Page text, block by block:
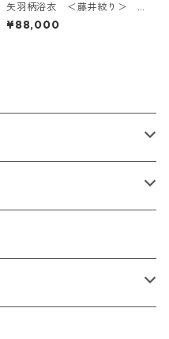
矢羽柄浴衣 ＜藤井絞り＞ Y
F-10
¥88,000